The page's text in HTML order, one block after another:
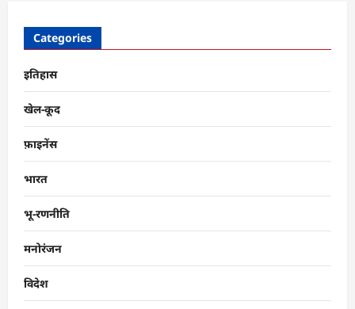
Categories
इतिहास
खेल-कूद
फ़ाइनेंस
भारत
भू-रणनीति
मनोरंजन
विदेश